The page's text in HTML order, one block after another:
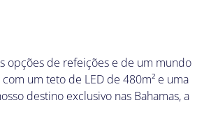
opções de refeições e de um mundo
um teto de LED de 480m² e uma
destino exclusivo nas Bahamas, a